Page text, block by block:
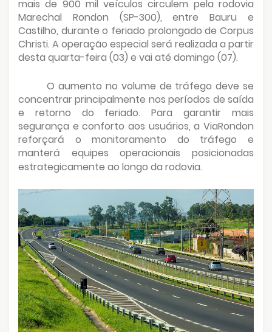
mais de 900 mil veículos circulem pela rodovia
Marechal Rondon (SP-300), entre Bauru e
Castilho, durante o feriado prolongado de Corpus
Christi. A operação especial será realizada a partir
desta quarta-feira (03) e vai até domingo (07).
O aumento no volume de tráfego deve se
concentrar principalmente nos períodos de saída
e retorno do feriado. Para garantir mais
segurança e conforto aos usuários, a ViaRondon
reforçará o monitoramento do tráfego e
manterá equipes operacionais posicionadas
estrategicamente ao longo da rodovia.